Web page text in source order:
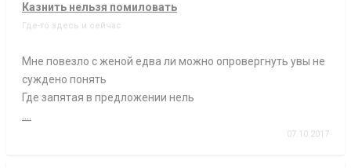
Казнить нельзя помиловать
Где-то здесь и сейчас
Мне повезло с женой едва ли можно опровергнуть увы не
суждено понять
Где запятая в предложении нель
07.10.2017